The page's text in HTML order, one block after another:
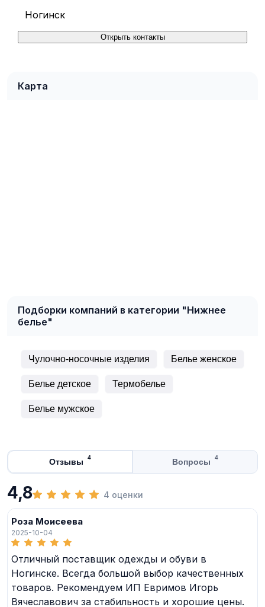
Ногинск
Открыть контакты
Карта
Подборки компаний в категории "Нижнее
белье"
Чулочно-носочные изделия Белье женское
Белье детское Термобелье
Белье мужское
Отзывы 4 Вопросы 4
4,8 4 оценки
Роза Моисеева
2025-10-04
Отличный поставщик одежды и обуви в
Ногинске. Всегда большой выбор качественных
товаров. Рекомендуем ИП Евримов Игорь
Вячеславович за стабильность и хорошие цены.